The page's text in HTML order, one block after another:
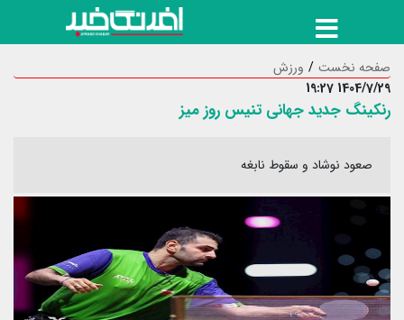
صفحه نخست
ورزش
1404/7/29 19:27
رنکینگ جدید جهانی تنیس روز میز
صعود نوشاد و سقوط نابغه